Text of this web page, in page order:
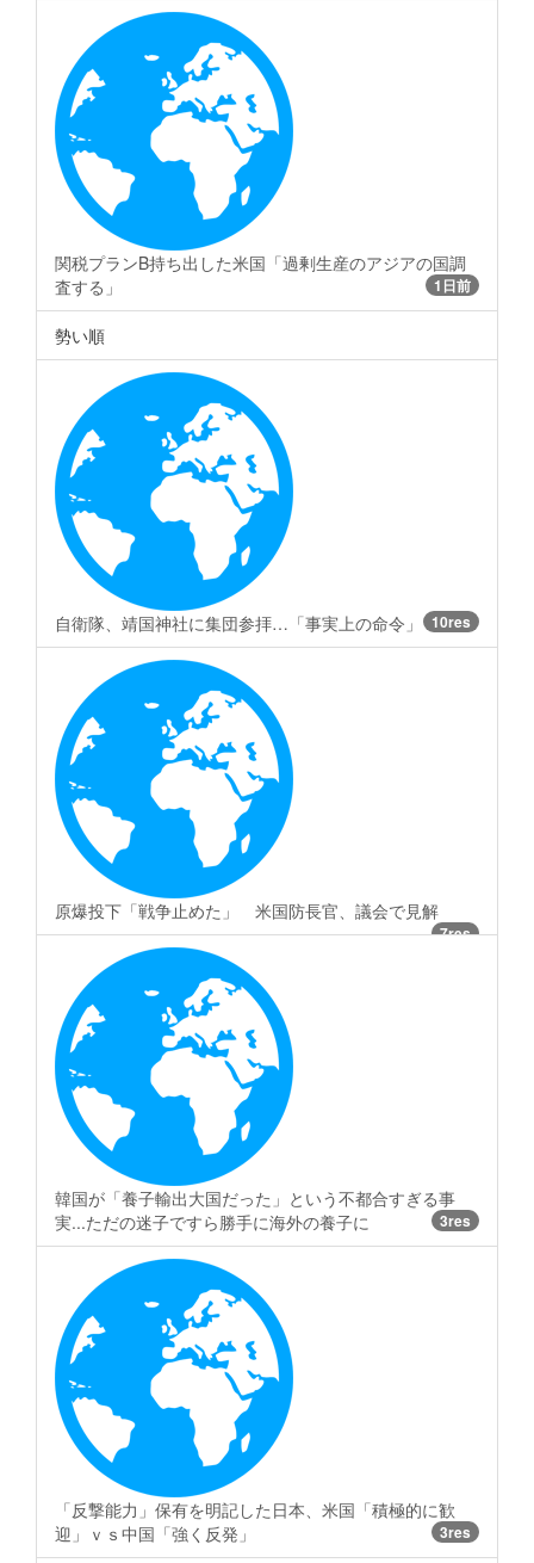
関税プランB持ち出した米国「過剰生産のアジアの国調
査する」
1日前
勢い順
自衛隊、靖国神社に集団参拝…「事実上の命令」 10res
原爆投下「戦争止めた」 米国防長官、議会で見解
7res
韓国が「養子輸出大国だった」という不都合すぎる事
実...ただの迷子ですら勝手に海外の養子に
3res
「反撃能力」保有を明記した日本、米国「積極的に歓
迎」ｖｓ中国「強く反発」
3res